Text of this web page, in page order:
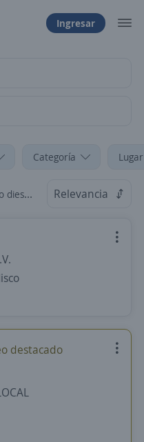
Ingresar
Categoría
Relevancia
destacado